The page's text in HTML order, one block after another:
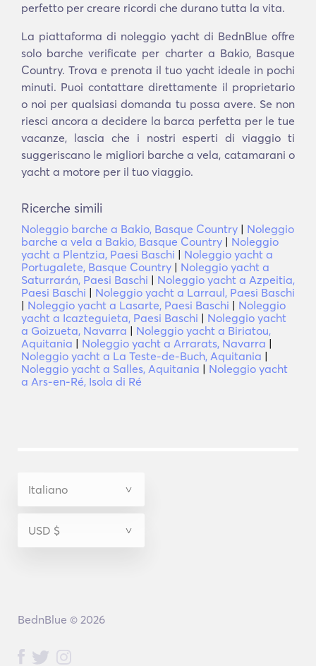
perfetto per creare ricordi che durano tutta la vita.
La piattaforma di noleggio yacht di BednBlue offre
solo barche verificate per charter a Bakio, Basque
Country. Trova e prenota il tuo yacht ideale in pochi
minuti. Puoi contattare direttamente il proprietario
o noi per qualsiasi domanda tu possa avere. Se non
riesci ancora a decidere la barca perfetta per le tue
vacanze, lascia che i nostri esperti di viaggio ti
suggeriscano le migliori barche a vela, catamarani o
yacht a motore per il tuo viaggio.
Ricerche simili
Noleggio barche a Bakio, Basque Country | Noleggio
barche a vela a Bakio, Basque Country | Noleggio
yacht a Plentzia, Paesi Baschi | Noleggio yacht a
Portugalete, Basque Country | Noleggio yacht a
Saturrarán, Paesi Baschi | Noleggio yacht a Azpeitia,
Paesi Baschi | Noleggio yacht a Larraul, Paesi Baschi
| Noleggio yacht a Lasarte, Paesi Baschi | Noleggio
yacht a Icazteguieta, Paesi Baschi | Noleggio yacht
a Goizueta, Navarra | Noleggio yacht a Biriatou,
Aquitania | Noleggio yacht a Arrarats, Navarra |
Noleggio yacht a La Teste-de-Buch, Aquitania |
Noleggio yacht a Salles, Aquitania | Noleggio yacht
a Ars-en-Ré, Isola di Ré
BednBlue © 2026